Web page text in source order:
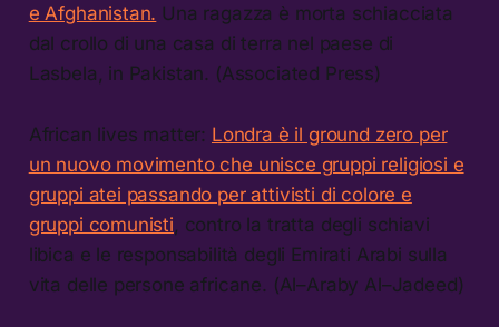
e Afghanistan. Una ragazza è morta schiacciata
dal crollo di una casa di terra nel paese di
Lasbela, in Pakistan. (Associated Press)
African lives matter: Londra è il ground zero per
un nuovo movimento che unisce gruppi religiosi e
gruppi atei passando per attivisti di colore e
gruppi comunisti , contro la tratta degli schiavi
libica e le responsabilità degli Emirati Arabi sulla
vita delle persone africane. (Al–Araby Al–Jadeed)